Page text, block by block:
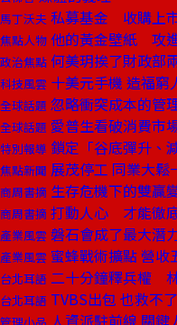
馬丁沃夫 私募基金 收購上
焦點人物 他的黃金壁紙 攻
政治焦點 何美玥挨了財政部
科技風雲 十美元手機 造福窮
全球話題 忽略衝突成本的管
全球話題 愛普生看破消費市
特別報導 鎖定「谷底彈升、
焦點新聞 展茂停工 同業大鬆
商周書摘 生存危機下的雙贏
商周書摘 打動人心 才能徹
產業風雲 磐石會成了最大潛
產業風雲 蜜蜂戰術擴點 營收
台北耳語 二十分鐘釋兵權
台北耳語 TVBS出包 也救不
人資派駐前線 關鍵